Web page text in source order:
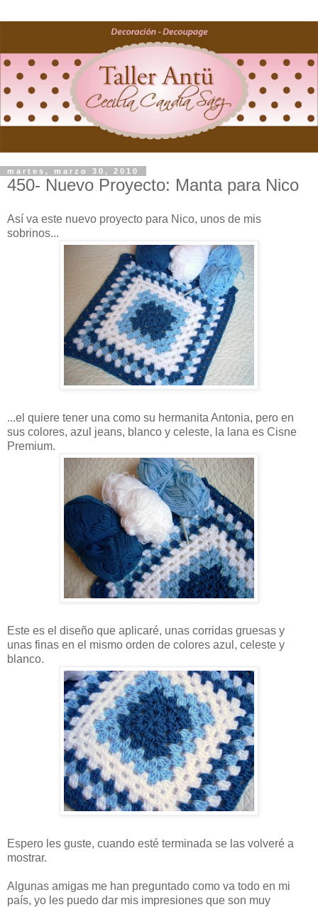
martes, marzo 30, 2010
450- Nuevo Proyecto: Manta para Nico
Así va este nuevo proyecto para Nico, unos de mis
sobrinos...
...el quiere tener una como su hermanita Antonia, pero en
sus colores, azul jeans, blanco y celeste, la lana es Cisne
Premium.
Este es el diseño que aplicaré, unas corridas gruesas y
unas finas en el mismo orden de colores azul, celeste y
blanco.
Espero les guste, cuando esté terminada se las volveré a
mostrar.
Algunas amigas me han preguntado como va todo en mi
país, yo les puedo dar mis impresiones que son muy